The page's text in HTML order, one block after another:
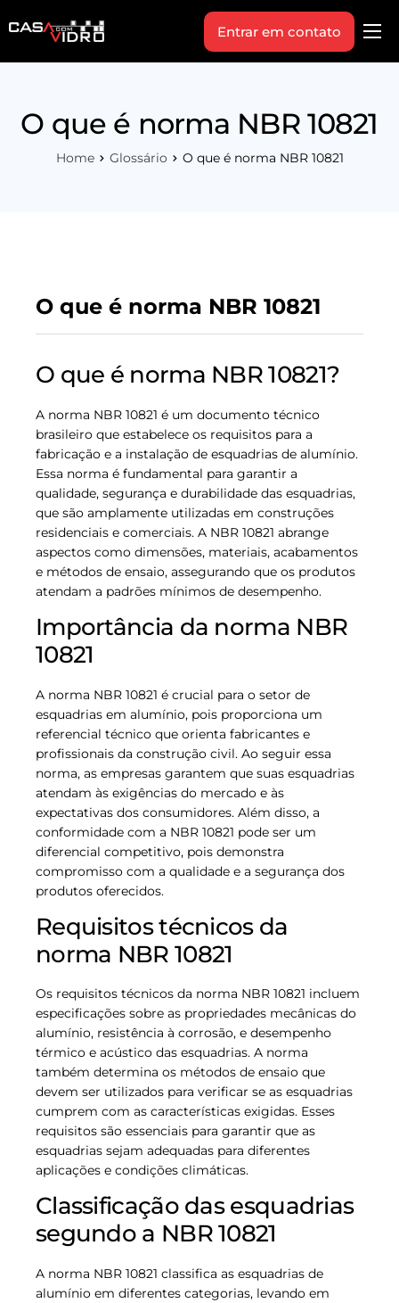
Produtos
Indique+
Entrar em contato
O que é norma NBR 10821
Home Glossário O que é norma NBR 10821
O que é norma NBR 10821
O que é norma NBR 10821?
A norma NBR 10821 é um documento técnico
brasileiro que estabelece os requisitos para a
fabricação e a instalação de esquadrias de alumínio.
Essa norma é fundamental para garantir a
qualidade, segurança e durabilidade das esquadrias,
que são amplamente utilizadas em construções
residenciais e comerciais. A NBR 10821 abrange
aspectos como dimensões, materiais, acabamentos
e métodos de ensaio, assegurando que os produtos
atendam a padrões mínimos de desempenho.
Importância da norma NBR
10821
A norma NBR 10821 é crucial para o setor de
esquadrias em alumínio, pois proporciona um
referencial técnico que orienta fabricantes e
profissionais da construção civil. Ao seguir essa
norma, as empresas garantem que suas esquadrias
atendam às exigências do mercado e às
expectativas dos consumidores. Além disso, a
conformidade com a NBR 10821 pode ser um
diferencial competitivo, pois demonstra
compromisso com a qualidade e a segurança dos
produtos oferecidos.
Requisitos técnicos da
norma NBR 10821
Os requisitos técnicos da norma NBR 10821 incluem
especificações sobre as propriedades mecânicas do
alumínio, resistência à corrosão, e desempenho
térmico e acústico das esquadrias. A norma
também determina os métodos de ensaio que
devem ser utilizados para verificar se as esquadrias
cumprem com as características exigidas. Esses
requisitos são essenciais para garantir que as
esquadrias sejam adequadas para diferentes
aplicações e condições climáticas.
Classificação das esquadrias
segundo a NBR 10821
A norma NBR 10821 classifica as esquadrias de
alumínio em diferentes categorias, levando em